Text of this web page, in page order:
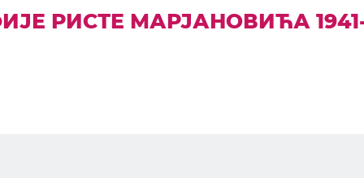
РИСТЕ МАРЈАНОВИЋА 1941-